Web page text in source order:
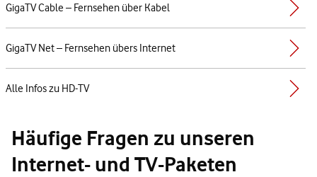
GigaTV Cable – Fernsehen über Kabel
GigaTV Net – Fernsehen übers Internet
Alle Infos zu HD-TV
Häufige Fragen zu unseren
Internet- und TV-Paketen